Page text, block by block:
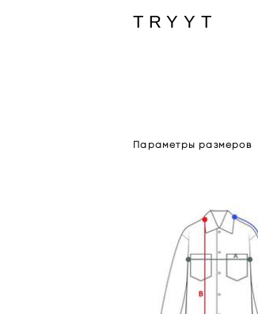
TRYYT
TRYYT
Параметры размеров